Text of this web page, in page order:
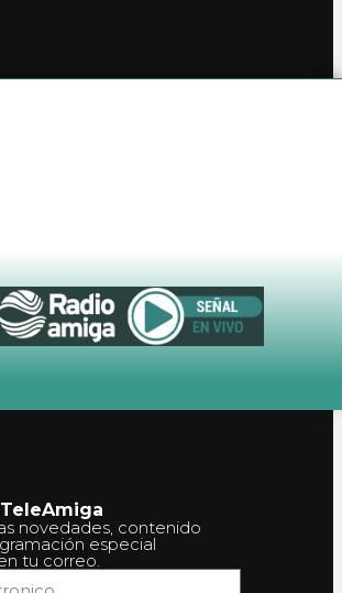
TeleAmiga
novedades, contenido
especial
tu correo.